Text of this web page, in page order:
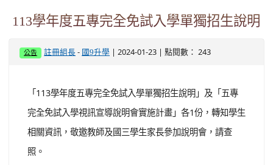
113學年度五專完全免試入學單獨招生說明
公告 註冊組長 - 國9升學 | 2024-01-23 | 點閱數： 243
「113學年度五專完全免試入學單獨招生說明」及「五專
完全免試入學視訊宣導說明會實施計畫」各1份，轉知學生
相關資訊，敬邀教師及國三學生家長參加說明會，請查
照。